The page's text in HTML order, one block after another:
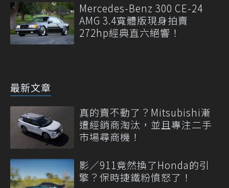
Mercedes-Benz 300 CE-24
AMG 3.4寬體版現身拍賣
272hp經典直六絕響！
最新文章
真的賣不動了？Mitsubishi漸
遭經銷商淘汰，並且專注二手
市場尋商機！
影／911竟然換了Honda的引
擎？保時捷鐵粉憤怒了！